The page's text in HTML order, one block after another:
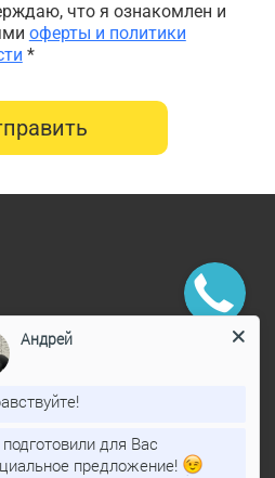
что я ознакомлен и
оферты и политики
*
Андрей
для Вас
предложение!